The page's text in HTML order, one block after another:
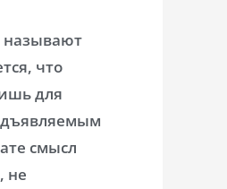
называют
что
для
смысл
не